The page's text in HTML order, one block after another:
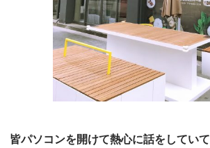
皆パソコンを開けて熱心に話をしていて